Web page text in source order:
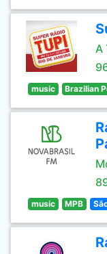
A
music Brazilian
music MPB